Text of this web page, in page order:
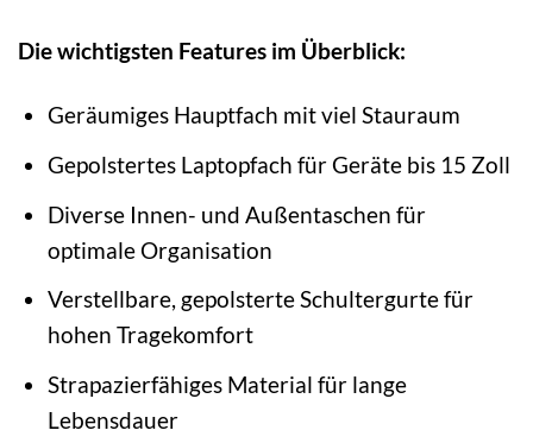
Die wichtigsten Features im Überblick:
Geräumiges Hauptfach mit viel Stauraum
Gepolstertes Laptopfach für Geräte bis 15 Zoll
Diverse Innen- und Außentaschen für
optimale Organisation
Verstellbare, gepolsterte Schultergurte für
hohen Tragekomfort
Strapazierfähiges Material für lange
Lebensdauer